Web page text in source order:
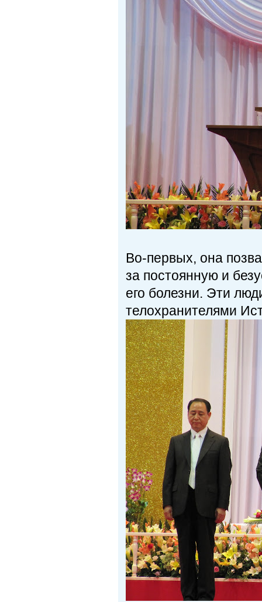
Во-первых, она
за постоянную и
его болезни. Эти
телохранителями